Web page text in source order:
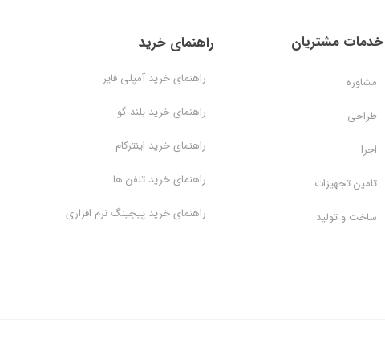
راهنمای خرید
راهنمای خرید آمپلی فایر
راهنمای خرید بلند گو
راهنمای خرید اینترکام
راهنمای خرید تلفن ها
راهنمای خرید پیجینگ نرم افزاری
خدمات مشتریان
مشاوره
طراحی
اجرا
تامین تجهیزات
ساخت و تولید